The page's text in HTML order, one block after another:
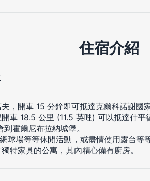
住宿介紹
，開車 15 分鐘即可抵達克爾科諾謝國
車 18.5 公里 (11.5 英哩) 可以抵達什
霍爾尼布拉納城堡。
球場等等休閒活動，或盡情使用露台等
特家具的公寓，其內精心備有廚房。